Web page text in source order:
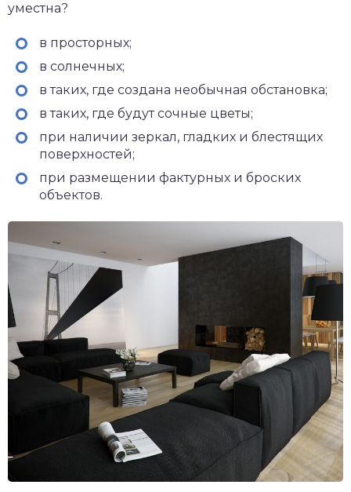
уместна?
в просторных;
в солнечных;
в таких, где создана необычная обстановка;
в таких, где будут сочные цветы;
при наличии зеркал, гладких и блестящих
поверхностей;
при размещении фактурных и броских
объектов.